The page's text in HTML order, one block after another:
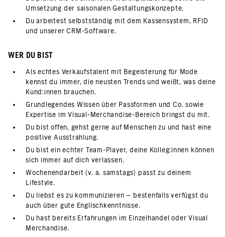
Umsetzung der saisonalen Gestaltungskonzepte.
Du arbeitest selbstständig mit dem Kassensystem, RFID
und unserer CRM-Software.
WER DU BIST
Als echtes Verkaufstalent mit Begeisterung für Mode
kennst du immer, die neusten Trends und weißt, was deine
Kund:innen brauchen.
Grundlegendes Wissen über Passformen und Co. sowie
Expertise im Visual-Merchandise-Bereich bringst du mit.
Du bist offen, gehst gerne auf Menschen zu und hast eine
positive Ausstrahlung.
Du bist ein echter Team-Player, deine Kolleg:innen können
sich immer auf dich verlassen.
Wochenendarbeit (v. a. samstags) passt zu deinem
Lifestyle.
Du liebst es zu kommunizieren – bestenfalls verfügst du
auch über gute Englischkenntnisse.
Du hast bereits Erfahrungen im Einzelhandel oder Visual
Merchandise.